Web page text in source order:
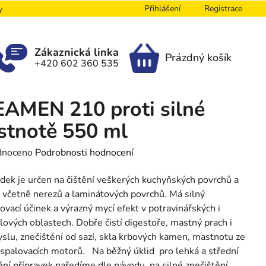
Přihlášení Registrace
NÁKUPNÍ
KOŠÍK
Prázdný košík
Zákaznická linka
+420 602 360 535
210 proti silné
550 ml
Podrobnosti hodnocení
je určen na čištění veškerých kuchyňských povrchů a
včetně nerezů a laminátových povrchů. Má silný
účinek a výrazný mycí efekt v potravinářských i
oblastech. Dobře čistí digestoře, mastný prach i
znečištění od sazí, skla krbových kamen, mastnotu ze
motorů. Na běžný úklid pro lehká a střední